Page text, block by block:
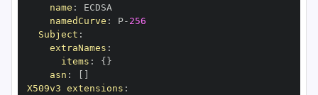
name :
namedCurve : P- 256
Subject :
extraNames :
items : { }
asn :
X509v3 extensions :